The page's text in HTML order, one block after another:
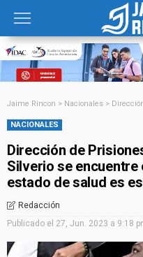
Jaime Rincon > Nacionales > Dirección de
NACIONALES
Dirección de
Silverio se
estado de salud es
Redacción
Publicado el 27, Jun. 2023 a 9:18